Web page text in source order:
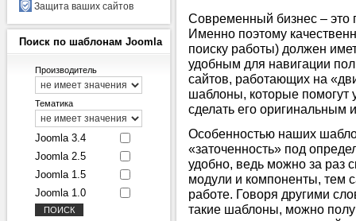
Современный бизнес – это
Именно поэтому
поиску работы) должен
удобным для навигации
сайтов, работающих на
шаблоны, которые помогут
сделать его оригинальным
Особенностью наших
«заточенность» под
удобно, ведь можно за раз
модули и компоненты, тем
работе. Говоря другими
такие шаблоны, можно
Защита ваших сайтов
Поиск по шаблонам Joomla
Производитель
Тематика
Joomla 3.4
Joomla 2.5
Joomla 1.5
Joomla 1.0